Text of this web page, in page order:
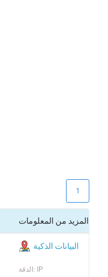
1
المزيد من المعلومات
البيانات الذكية
الدقة: IP